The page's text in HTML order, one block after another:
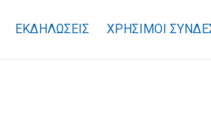
ΕΚΔΗΛΩΣΕΙΣ ΧΡΉΣΙΜΟΙ